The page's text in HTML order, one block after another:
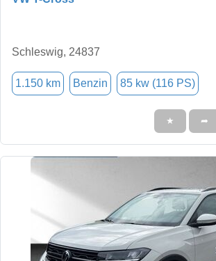
Schleswig, 24837
1.150 km Benzin 85 kw (116 PS)
★ ➦